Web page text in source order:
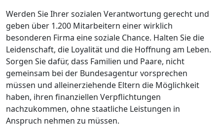
Werden Sie Ihrer sozialen Verantwortung gerecht und
geben über 1.200 Mitarbeitern einer wirklich
besonderen Firma eine soziale Chance. Halten Sie die
Leidenschaft, die Loyalität und die Hoffnung am Leben.
Sorgen Sie dafür, dass Familien und Paare, nicht
gemeinsam bei der Bundesagentur vorsprechen
müssen und alleinerziehende Eltern die Möglichkeit
haben, ihren finanziellen Verpflichtungen
nachzukommen, ohne staatliche Leistungen in
Anspruch nehmen zu müssen.